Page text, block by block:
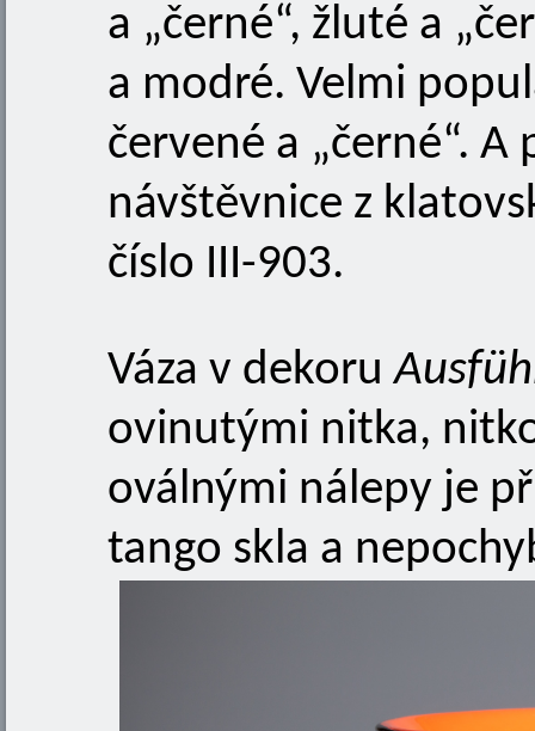
a „černé“, žluté a
a modré. Velmi
červené a „černé“.
návštěvnice z
číslo III-903.
Váza v dekoru
ovinutými nitka,
oválnými nálepy je
tango skla a